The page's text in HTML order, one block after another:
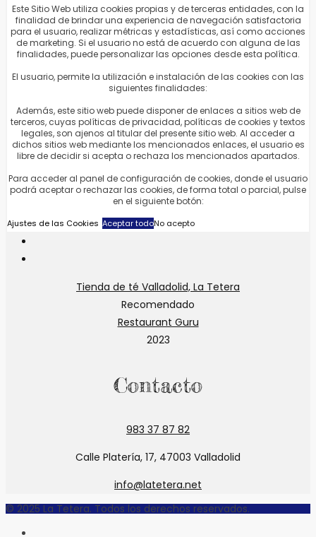
la
página
de
producto
Mi Cuenta
Mi Cuenta
Direcciones
Detalles de la cuenta
Síguenos
Se
nueva
pestaña
una
nueva
pestaña
en
una
nueva
Tienda de té Valladolid, La Tetera
Recomendado
Restaurant Guru
2023
Contacto
983 37 87 82
Calle Platería, 17, 47003 Valladolid
info@latetera.net
© 2025 La Tetera. Todos los derechos reservados.
Este Sitio Web utiliza cookies propias y de terceras entidades, con la
finalidad de brindar una experiencia de navegación satisfactoria
para el usuario, realizar métricas y estadísticas, así como acciones
de marketing. Si el usuario no está de acuerdo con alguna de las
finalidades, puede personalizar las opciones desde esta política.
El usuario, permite la utilización e instalación de las cookies con las
siguientes finalidades:
Además, este sitio web puede disponer de enlaces a sitios web de
terceros, cuyas políticas de privacidad, políticas de cookies y textos
legales, son ajenos al titular del presente sitio web. Al acceder a
dichos sitios web mediante los mencionados enlaces, el usuario es
libre de decidir si acepta o rechaza los mencionados apartados.
Para acceder al panel de configuración de cookies, donde el usuario
podrá aceptar o rechazar las cookies, de forma total o parcial, pulse
en el siguiente botón:
Ajustes de las Cookies Aceptar todoNo acepto